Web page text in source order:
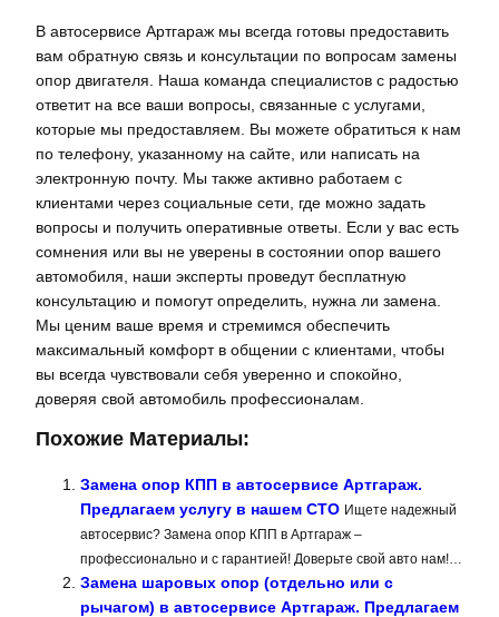
В автосервисе Артгараж мы всегда готовы предоставить
вам обратную связь и консультации по вопросам замены
опор двигателя. Наша команда специалистов с радостью
ответит на все ваши вопросы, связанные с услугами,
которые мы предоставляем. Вы можете обратиться к нам
по телефону, указанному на сайте, или написать на
электронную почту. Мы также активно работаем с
клиентами через социальные сети, где можно задать
вопросы и получить оперативные ответы. Если у вас есть
сомнения или вы не уверены в состоянии опор вашего
автомобиля, наши эксперты проведут бесплатную
консультацию и помогут определить, нужна ли замена.
Мы ценим ваше время и стремимся обеспечить
максимальный комфорт в общении с клиентами, чтобы
вы всегда чувствовали себя уверенно и спокойно,
доверяя свой автомобиль профессионалам.
Похожие Материалы:
Замена опор КПП в автосервисе Артгараж.
Предлагаем услугу в нашем СТО Ищете надежный
автосервис? Замена опор КПП в Артгараж –
профессионально и с гарантией! Доверьте свой авто нам!…
Замена шаровых опор (отдельно или с
рычагом) в автосервисе Артгараж. Предлагаем